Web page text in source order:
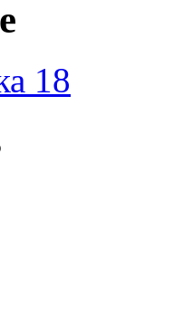
18